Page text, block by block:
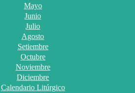
Mayo
Junio
Julio
Agosto
Setiembre
Octubre
Noviembre
Diciembre
Calendario Litúrgico